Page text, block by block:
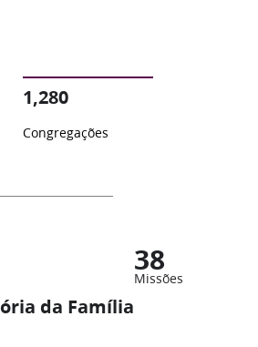
1,280
Congregações
38
Missões
da Família